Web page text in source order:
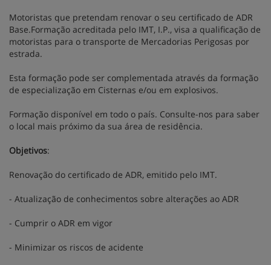
Motoristas que pretendam renovar o seu certificado de ADR
Base.Formação acreditada pelo IMT, I.P., visa a qualificação de
motoristas para o transporte de Mercadorias Perigosas por
estrada.
Esta formação pode ser complementada através da formação
de especialização em Cisternas e/ou em explosivos.
Formação disponível em todo o país. Consulte-nos para saber
o local mais próximo da sua área de residência.
Objetivos:
Renovação do certificado de ADR, emitido pelo IMT.
- Atualização de conhecimentos sobre alterações ao ADR
- Cumprir o ADR em vigor
- Minimizar os riscos de acidente